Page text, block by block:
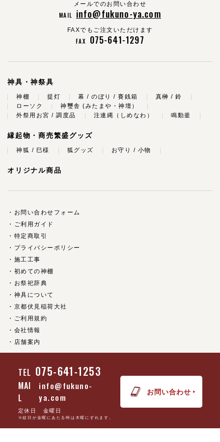
メールでのお問い合わせ
MAIL info@fukuno-ya.com
FAXでもご注文いただけます
FAX 075-641-1297
神具・神祭具
神棚 提灯 幕 / のぼり / 賽銭箱
真榊 / 鈴
ローソク
神璽舎 (みたまや・神壇）
外祭用お宮 / 調度品
注連縄（しめなわ） 鳴動釜
縁起物・商売繁盛グッズ
神狐 / 巳様 狐グッズ お守り / 小物
オリジナル商品
お問い合わせフォーム
ご利用ガイド
特定商取引
プライバシーポリシー
施工工事
初めての神棚
お祭祀辞典
神具について
京都伏見稲荷大社
ご利用規約
会社情報
店舗案内
(c) 京都 神具・神棚の販売【福乃家】 all rights reserved.
TEL 075-641-1253
MAI
L
info@fukuno-
ya.com
定休日 金曜日
※紋日が金曜にあたる時は木曜にずれます。
お問い合わせ